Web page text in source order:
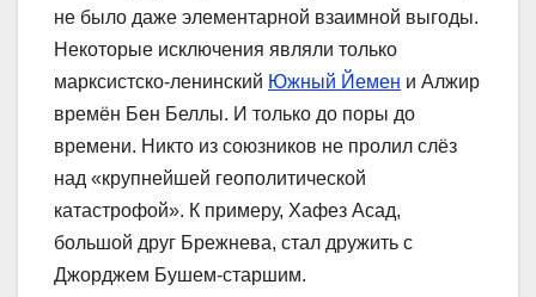
не было даже элементарной взаимной выгоды.
Некоторые исключения являли только
марксистско-ленинский Южный Йемен и Алжир
времён Бен Беллы. И только до поры до
времени. Никто из союзников не пролил слёз
над «крупнейшей геополитической
катастрофой». К примеру, Хафез Асад,
большой друг Брежнева, стал дружить с
Джорджем Бушем-старшим.